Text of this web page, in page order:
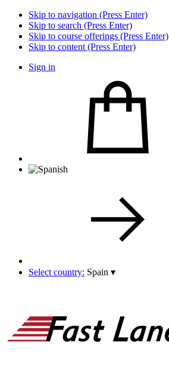
Skip to navigation (Press Enter)
Skip to search (Press Enter)
Skip to course offerings (Press Enter)
Skip to content (Press Enter)
Sign in
Select country: Spain ▾